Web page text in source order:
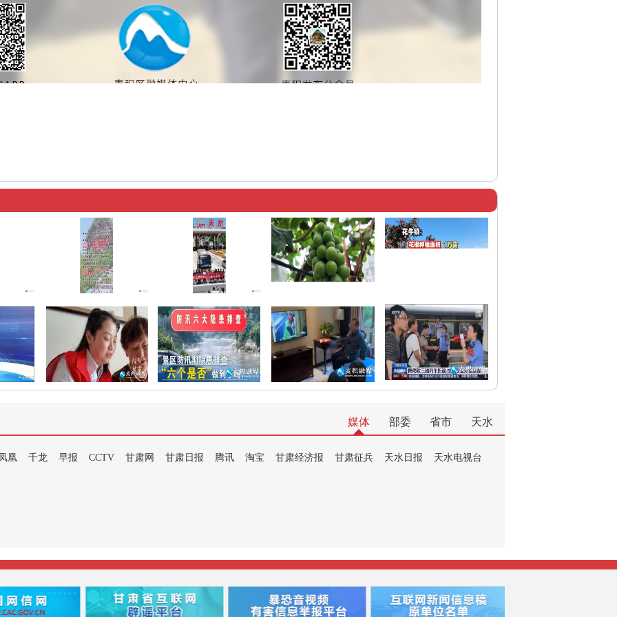
媒体 部委 省市 天水
凰 千龙 早报 CCTV 甘肃网 甘肃日报 腾讯 淘宝 甘肃经济报 甘肃征兵 天水日报 天水电视台